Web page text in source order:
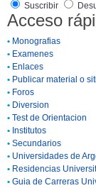
Suscribir
Acceso
• Monografias
• Examenes
• Enlaces
• Publicar material o
• Foros
• Diversion
• Test de Orientacion
• Institutos
• Secundarios
• Universidades de
• Residencias
• Guia de Carreras